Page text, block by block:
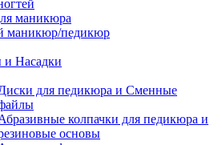
маникюра
маникюр/педикюр
и Насадки
для педикюра и Сменные
колпачки для педикюра и
основы